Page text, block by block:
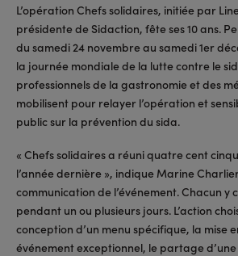
L’opération Chefs solidaires, initiée par
présidente de Sidaction, fête ses 10 ans.
du samedi 24 novembre au samedi 1er
la journée mondiale de la lutte contre le
professionnels de la gastronomie et des
mobilisent pour relayer l’opération et
public sur la prévention du sida.
« Chefs solidaires a réuni quatre cent
l’année dernière », indique Marine
communication de l’événement. Chacun y
pendant un ou plusieurs jours. L’action
conception d’un menu spécifique, la mise
événement exceptionnel, le partage